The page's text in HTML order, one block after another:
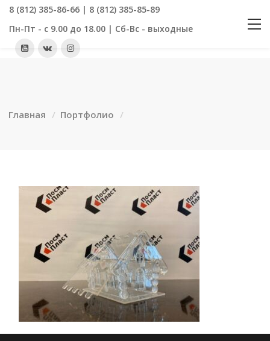
8 (812) 385-86-66 | 8 (812) 385-85-89
Пн-Пт - с 9.00 до 18.00 | Сб-Вс - выходные
Главная Портфолио